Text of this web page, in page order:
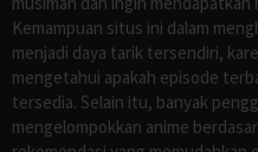
Kemampuan situs ini dalam
menjadi daya tarik tersendiri,
mengetahui apakah episode
tersedia. Selain itu, banyak
mengelompokkan anime